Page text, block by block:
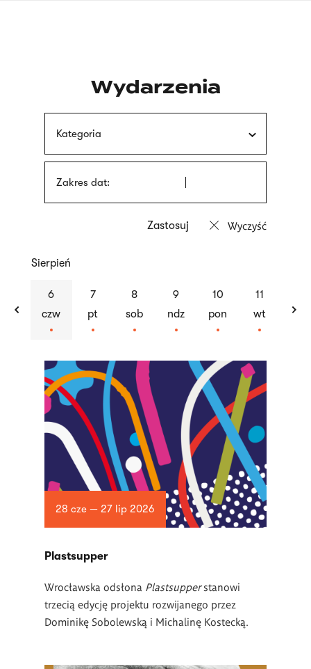
Wydarzenia
Kategoria
Zakres dat:
Wyczyść
previous
Sierpień
6
czw
7
pt
8
sob
9
ndz
10
pon
11
wt
Lista
artykułów
28 cze — 27 lip 2026
Plastsupper
Wrocławska odsłona Plastsupperstanowi
trzecią edycję projektu rozwijanego przez
Dominikę Sobolewską i Michalinę Kostecką.